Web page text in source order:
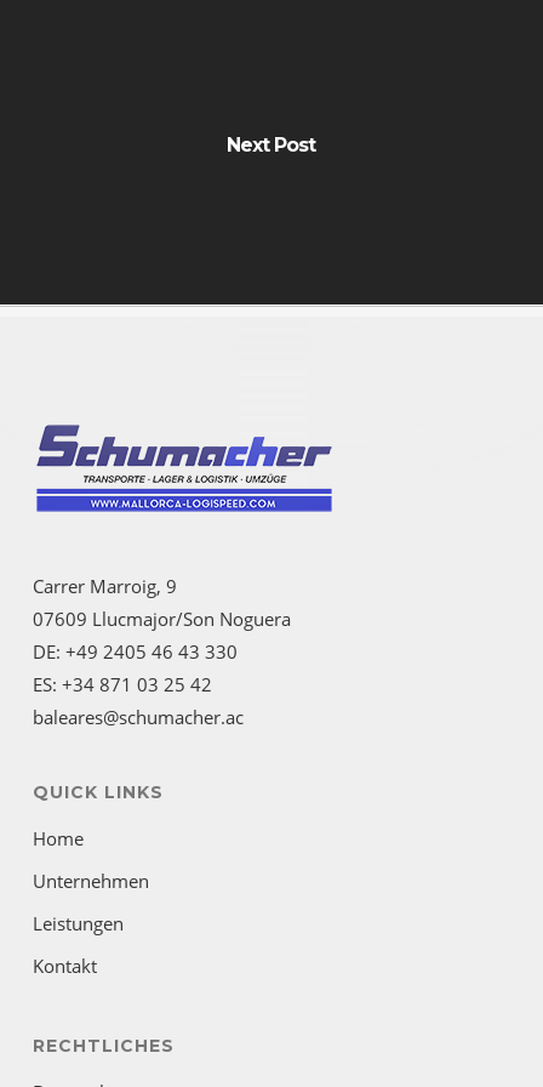
Next Post
Carrer Marroig, 9
07609 Llucmajor/Son Noguera
DE: +49 2405 46 43 330
ES: +34 871 03 25 42
baleares@schumacher.ac
QUICK LINKS
Home
Unternehmen
Leistungen
Kontakt
RECHTLICHES